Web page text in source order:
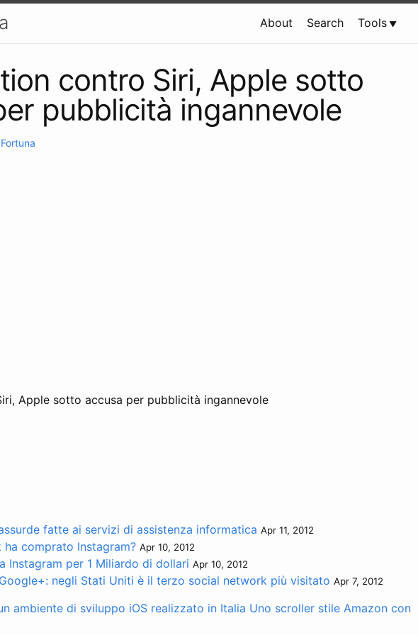
About Search Tools
contro Siri, Apple sotto
pubblicità ingannevole
Apple sotto accusa per pubblicità ingannevole
fatte ai servizi di assistenza informatica Apr 11, 2012
ha comprato Instagram? Apr 10, 2012
Instagram per 1 Miliardo di dollari Apr 10, 2012
negli Stati Uniti è il terzo social network più visitato Apr 7, 2012
ambiente di sviluppo iOS realizzato in Italia Uno scroller stile Amazon con